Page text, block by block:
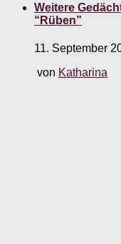
Weitere
“Rüben”
11. September
von Katharina